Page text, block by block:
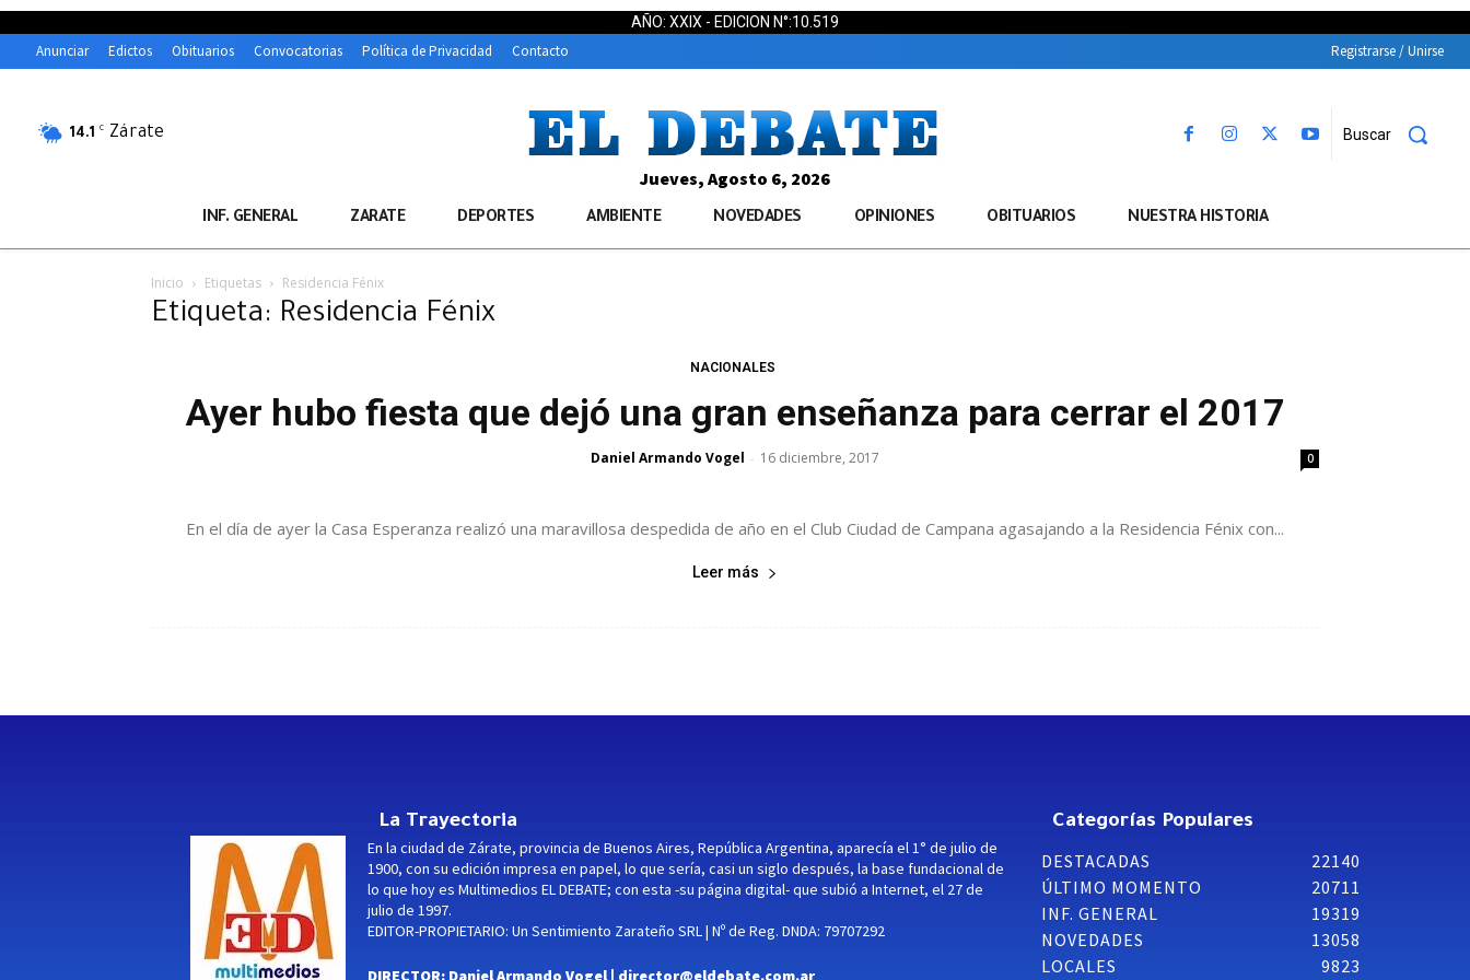
AÑO: XXIX - EDICION N°:10.519
Anunciar Edictos Obituarios Convocatorias Política de Privacidad Contacto Registrarse / Unirse
14.1 C Zárate Buscar
Jueves, Agosto 6, 2026
INF. GENERAL ZARATE DEPORTES AMBIENTE NOVEDADES OPINIONES OBITUARIOS NUESTRA HISTORIA
Inicio Etiquetas Residencia Fénix
Etiqueta: Residencia Fénix
NACIONALES
Ayer hubo fiesta que dejó una gran enseñanza para cerrar el 2017
Daniel Armando Vogel - 16 diciembre, 2017 0
En el día de ayer la Casa Esperanza realizó una maravillosa despedida de año en el Club Ciudad de Campana agasajando a la Residencia Fénix con...
Leer más
La Trayectoria
En la ciudad de Zárate, provincia de Buenos Aires, República Argentina, aparecía el 1° de julio de
1900, con su edición impresa en papel, lo que sería, casi un siglo después, la base fundacional de
lo que hoy es Multimedios EL DEBATE; con esta -su página digital- que subió a Internet, el 27 de
julio de 1997.
EDITOR-PROPIETARIO: Un Sentimiento Zarateño SRL | Nº de Reg. DNDA: 79707292
DIRECTOR: Daniel Armando Vogel | director@eldebate.com.ar
Categorías Populares
DESTACADAS
22140
ÚLTIMO MOMENTO
20711
INF. GENERAL
19319
NOVEDADES
13058
LOCALES
9823